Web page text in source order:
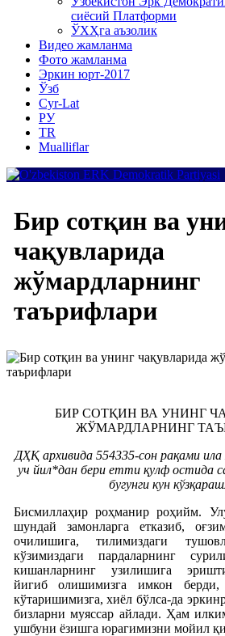
сиёсий Платформи
ЎХҲга аъзолик
Видео жамланма
Фото жамланма
Эркин юрт-2017
Ўзб
Cyr-Lat
РУ
TR
Mualliflar
Бир сотқин ва
чақувларида
жўмардларнинг
таърифлари
БИР СОТҚИН ВА УНИНГ
ЖЎМАРДЛАРНИНГ
ДҲҚ архивида 554335-сон рақами
уч йил*дан бери етти қулф остида
бугунги кун
Бисмиллаҳир роҳманир роҳийм.
шундай замонларга етказиб,
очилишига, тилимиздаги
кўзимиздаги пардаларнинг
кишанларнинг узилишига
йигиб олишимизга имкон берди,
кўтаришимизга, хиёл бўлса-да
бизларни муяссар айлади. Ҳам
ушбуни ёзишга юрагимизни мойил